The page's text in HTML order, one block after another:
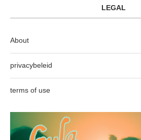
LEGAL
About
privacybeleid
terms of use